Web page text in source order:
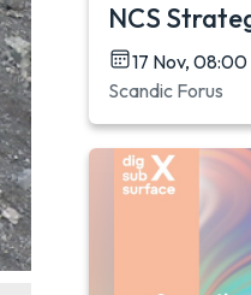
NCS
17 Nov, 08:00
Scandic Forus